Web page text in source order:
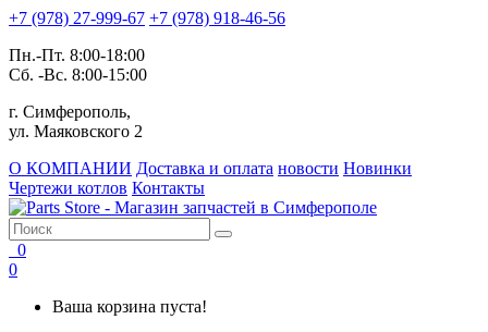
+7 (978) 27-999-67 +7 (978) 918-46-56
Пн.-Пт. 8:00-18:00
Сб. -Вс. 8:00-15:00
г. Симферополь,
ул. Маяковского 2
О КОМПАНИИ Доставка и оплата новости Новинки
Чертежи котлов Контакты
0
0
Ваша корзина пуста!